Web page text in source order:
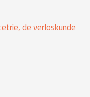
de verloskunde